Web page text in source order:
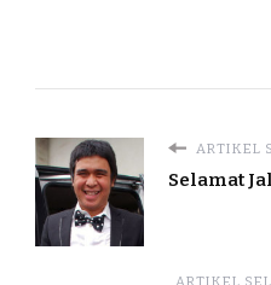
ARTIKEL
Selamat
ARTIKEL